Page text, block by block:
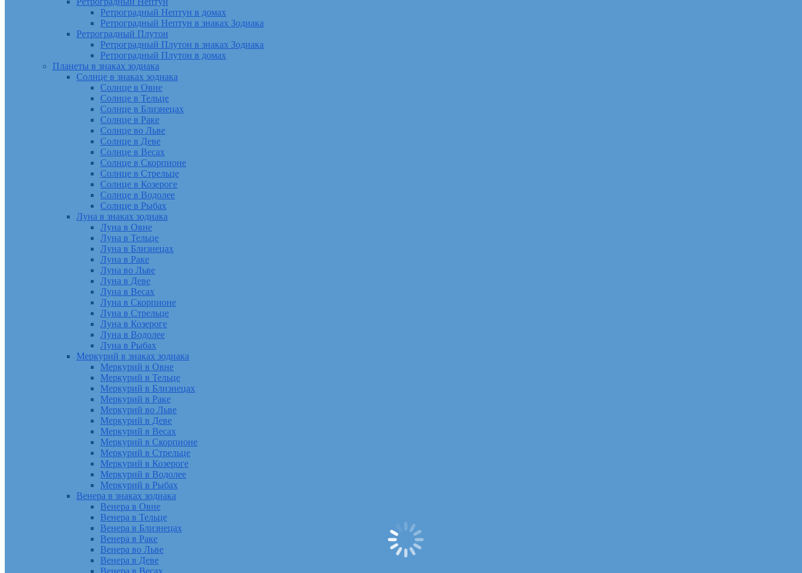
Ретроградный Нептун в домах
Ретроградный Нептун в знаках Зодиака
Ретроградный Плутон
Ретроградный Плутон в знаках Зодиака
Ретроградный Плутон в домах
Планеты в знаках зодиака
Солнце в знаках зодиака
Солнце в Овне
Солнце в Тельце
Солнце в Близнецах
Солнце в Раке
Солнце во Льве
Солнце в Деве
Солнце в Весах
Солнце в Скорпионе
Солнце в Стрельце
Солнце в Козероге
Солнце в Водолее
Солнце в Рыбах
Луна в знаках зодиака
Луна в Овне
Луна в Тельце
Луна в Близнецах
Луна в Раке
Луна во Льве
Луна в Деве
Луна в Весах
Луна в Скорпионе
Луна в Стрельце
Луна в Козероге
Луна в Водолее
Луна в Рыбах
Меркурий в знаках зодиака
Меркурий в Овне
Меркурий в Тельце
Меркурий в Близнецах
Меркурий в Раке
Меркурий во Льве
Меркурий в Деве
Меркурий в Весах
Меркурий в Скорпионе
Меркурий в Стрельце
Меркурий в Козероге
Меркурий в Водолее
Меркурий в Рыбах
Венера в знаках зодиака
Венера в Овне
Венера в Тельце
Венера в Близнецах
Венера в Раке
Венера во Льве
Венера в Деве
Венера в Весах